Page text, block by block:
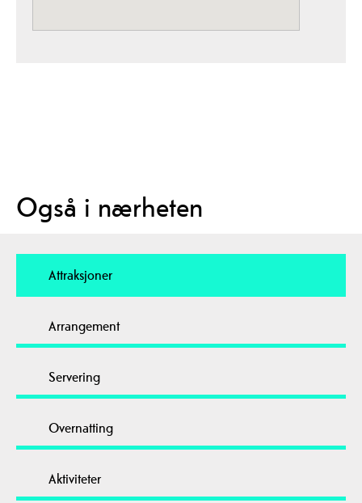
Også i nærheten
Attraksjoner
Arrangement
Servering
Overnatting
Aktiviteter